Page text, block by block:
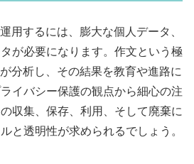
用するには、膨大な個人データ、
が必要になります。作文という極
分析し、その結果を教育や進路に
イバシー保護の観点から細心の注
収集、保存、利用、そして廃棄に
と透明性が求められるでしょう。